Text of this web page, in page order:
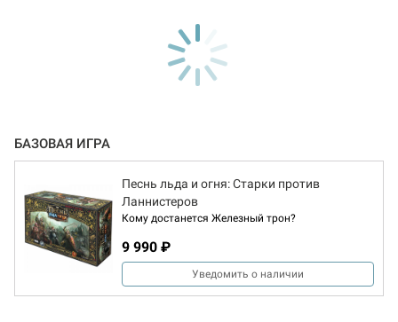
БАЗОВАЯ ИГРА
Песнь льда и огня: Старки против
Ланнистеров
Кому достанется Железный трон?
9 990 ₽
Уведомить о наличии